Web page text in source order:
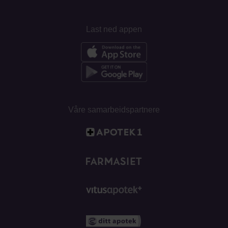
Last ned appen
Våre samarbeidspartnere